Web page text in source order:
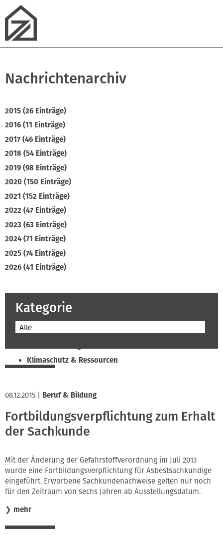
Nachrichtenarchiv
2015 (26 Einträge)
2016 (11 Einträge)
2017 (46 Einträge)
2018 (54 Einträge)
2019 (98 Einträge)
2020 (150 Einträge)
2021 (152 Einträge)
2022 (47 Einträge)
2023 (63 Einträge)
2024 (71 Einträge)
2025 (74 Einträge)
2026 (41 Einträge)
Kategorie
Alle
Klimaschutz & Ressourcen
Soziales & Tarifpolitik
Verband & Innungen
Innung
08.12.2015 Beruf & Bildung
Fortbildungsverpflichtung zum Erhalt
der Sachkunde
Mit der Änderung der Gefahrstoffverordnung im Juli 2013
wurde eine Fortbildungsverpflichtung für Asbestsachkundige
eingeführt. Erworbene Sachkundenachweise gelten nur noch
für den Zeitraum von sechs Jahren ab Ausstellungsdatum.
❯ mehr